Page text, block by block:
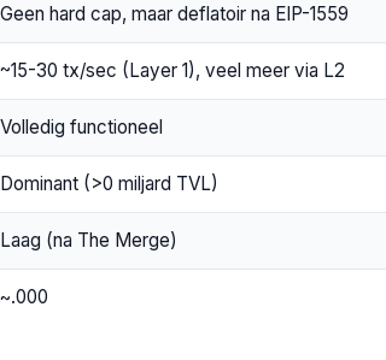
Geen hard cap, maar deflatoir na EIP-1559
~15-30 tx/sec (Layer 1), veel meer via L2
Volledig functioneel
Dominant (>0 miljard TVL)
Laag (na The Merge)
~.000